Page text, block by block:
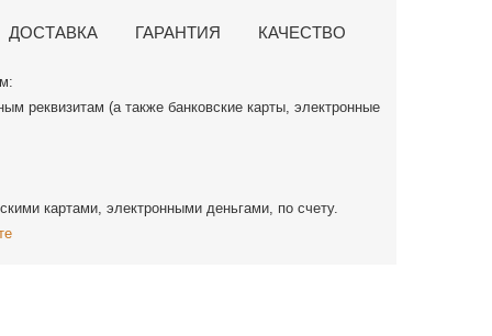
ДОСТАВКА ГАРАНТИЯ КАЧЕСТВО
реквизитам (а также банковские карты, электронные
картами, электронными деньгами, по счету.